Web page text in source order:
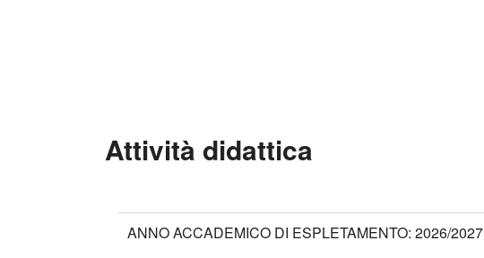
Attività didattica
ANNO ACCADEMICO DI ESPLETAMENTO: 2026/2027